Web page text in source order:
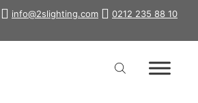
info@2slighting.com 0212 235 88 10